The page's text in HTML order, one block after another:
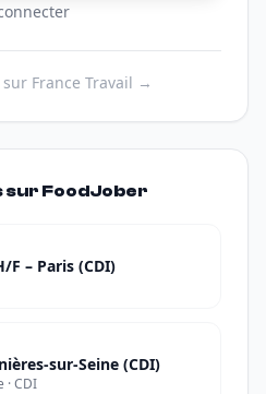
France Travail →
sur FoodJober
F – Paris (CDI)
sur-Seine (CDI)
· CDI